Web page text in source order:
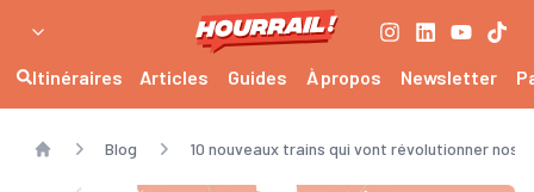
Itinéraires Articles Guides À propos Newsletter
Blog 10 nouveaux trains qui vont révolutionner nos